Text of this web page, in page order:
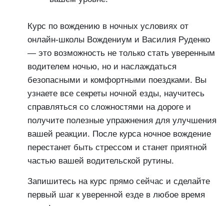
Курс по вождению в ночных условиях от
онлайн-школы Вождениум и Василия Руденко
— это возможность не только стать уверенным
водителем ночью, но и наслаждаться
безопасными и комфортными поездками. Вы
узнаете все секреты ночной езды, научитесь
справляться со сложностями на дороге и
получите полезные упражнения для улучшения
вашей реакции. После курса ночное вождение
перестанет быть стрессом и станет приятной
частью вашей водительской рутины.
Запишитесь на курс прямо сейчас и сделайте
первый шаг к уверенной езде в любое время